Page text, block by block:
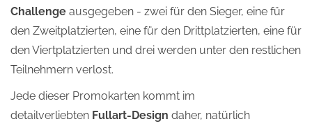
Challenge ausgegeben - zwei für den Sieger, eine für
den Zweitplatzierten, eine für den Drittplatzierten, eine für
den Viertplatzierten und drei werden unter den restlichen
Teilnehmern verlost.
Jede dieser Promokarten kommt im
detailverliebten Fullart-Design daher, natürlich